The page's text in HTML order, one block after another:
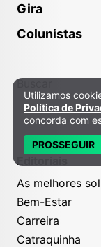
Gira
Colunistas
Buscar
Editoriais
As melhores
Bem-Estar
Carreira
Catraquinha
Política de
Utilizamos
Política de
concorda com
PROSSEGUIR